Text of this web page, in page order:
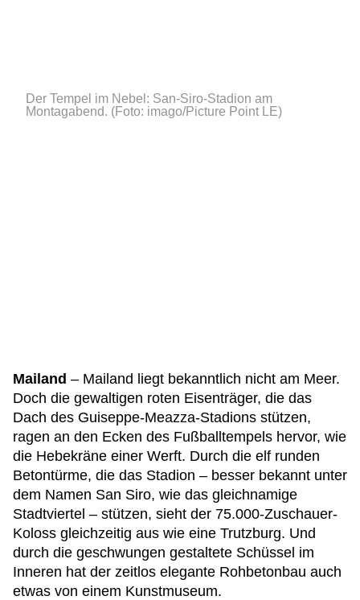
Der Tempel im Nebel: San-Siro-Stadion am
Montagabend. (Foto: imago/Picture Point LE)
Mailand – Mailand liegt bekanntlich nicht am Meer.
Doch die gewaltigen roten Eisenträger, die das
Dach des Guiseppe-Meazza-Stadions stützen,
ragen an den Ecken des Fußballtempels hervor, wie
die Hebekräne einer Werft. Durch die elf runden
Betontürme, die das Stadion – besser bekannt unter
dem Namen San Siro, wie das gleichnamige
Stadtviertel – stützen, sieht der 75.000-Zuschauer-
Koloss gleichzeitig aus wie eine Trutzburg. Und
durch die geschwungen gestaltete Schüssel im
Inneren hat der zeitlos elegante Rohbetonbau auch
etwas von einem Kunstmuseum.